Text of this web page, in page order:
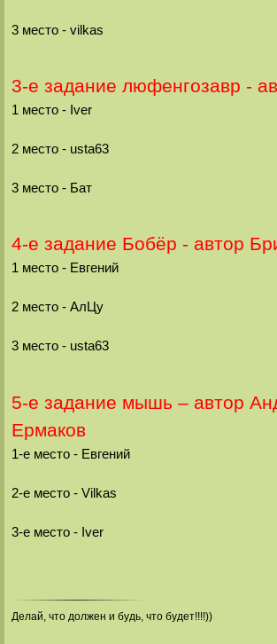
3 место - vilkas
3-е задание люфенгозавр -
1 место - Iver
2 место - usta63
3 место - Бат
4-е задание Бобёр - автор
1 место - Евгений
2 место - АлЦу
3 место - usta63
5-е задание мышь – автор
Ермаков
1-е место - Евгений
2-е место - Vilkas
3-е место - Iver
Делай, что должен и будь, что будет!!!!))